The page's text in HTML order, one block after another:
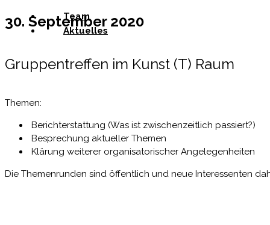
Team
Aktuelles
30. September 2020
Gruppentreffen im Kunst (T) Raum
Themen:
Berichterstattung (Was ist zwischenzeitlich passiert?)
Besprechung aktueller Themen
Klärung weiterer organisatorischer Angelegenheiten
Die Themenrunden sind öffentlich und neue Interessenten